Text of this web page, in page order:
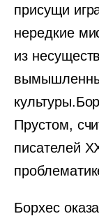
присущи
нередкие
из
Прустом,
писателей
Борхес